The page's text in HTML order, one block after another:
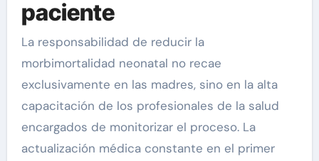
paciente
La responsabilidad de reducir la
morbimortalidad neonatal no recae
exclusivamente en las madres, sino en la alta
capacitación de los profesionales de la salud
encargados de monitorizar el proceso. La
actualización médica constante en el primer